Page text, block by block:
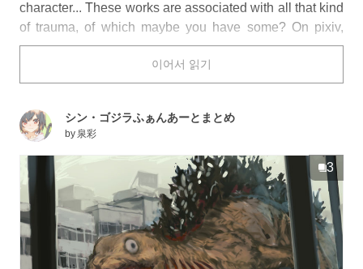
character... These works are associated with all that kind
of trauma, of which maybe you have some? On pixiv,
there are many users who've drawn fan art of all kinds of
horrible terrors, which is scary in and of itself, and the tag
"everyone's trauma" (みんなのトラウマ) became
This time we're featuring illustrations of everyone's
trauma. Enjoy!
이어서 읽기
シン・ゴジラふぁんあーとまとめ
by 泉彩
3